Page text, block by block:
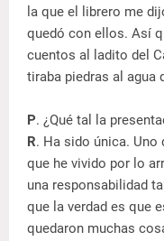
la que el librero me
quedó con ellos. Así
cuentos al ladito del
tiraba piedras al agua
P. ¿Qué tal la
R. Ha sido única.
que he vivido por lo
una responsabilidad
que la verdad es que
quedaron muchas